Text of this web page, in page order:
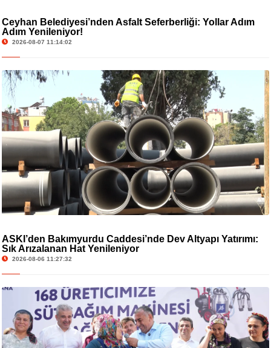
Ceyhan Belediyesi’nden Asfalt Seferberliği: Yollar Adım
Adım Yenileniyor!
2026-08-07 11:14:02
ASKİ’den Bakımyurdu Caddesi’nde Dev Altyapı Yatırımı:
Sık Arızalanan Hat Yenileniyor
2026-08-06 11:27:32